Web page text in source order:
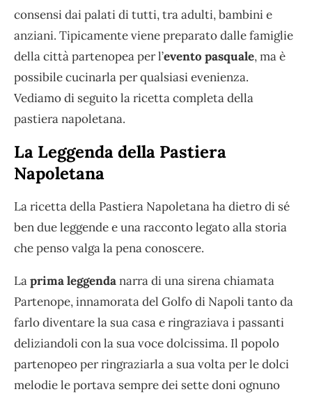
consensi dai palati di tutti, tra adulti, bambini e
anziani. Tipicamente viene preparato dalle famiglie
della città partenopea per l’evento pasquale, ma è
possibile cucinarla per qualsiasi evenienza.
Vediamo di seguito la ricetta completa della
pastiera napoletana.
La Leggenda della Pastiera
Napoletana
La ricetta della Pastiera Napoletana ha dietro di sé
ben due leggende e una racconto legato alla storia
che penso valga la pena conoscere.
Laprima leggendanarra di una sirena chiamata
Partenope, innamorata del Golfo di Napoli tanto da
farlo diventare la sua casa e ringraziava i passanti
deliziandoli con la sua voce dolcissima. Il popolo
partenopeo per ringraziarla a sua volta per le dolci
melodie le portava sempre dei sette doni ognuno